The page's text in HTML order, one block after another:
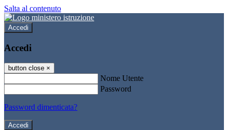
Salta al contenuto
Accedi
Accedi
button close ×
Nome Utente
Password
Password dimenticata?